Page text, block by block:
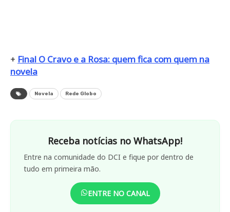
+ Final O Cravo e a Rosa: quem fica com quem na
novela
Novela Rede Globo
Receba notícias no WhatsApp!
Entre na comunidade do DCI e fique por dentro de
tudo em primeira mão.
ENTRE NO CANAL